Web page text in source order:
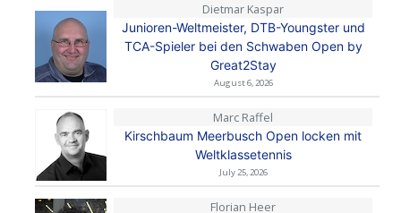
Dietmar Kaspar
Junioren-Weltmeister, DTB-Youngster und
TCA-Spieler bei den Schwaben Open by
Great2Stay
August 6, 2026
Marc Raffel
Kirschbaum Meerbusch Open locken mit
Weltklassetennis
July 25, 2026
Florian Heer